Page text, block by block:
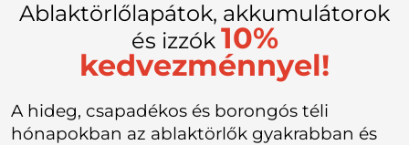
Ablaktörlőlapátok, akkumulátorok
és izzók 10%
kedvezménnyel!
A hideg, csapadékos és borongós téli
hónapokban az ablaktörlők gyakrabban és